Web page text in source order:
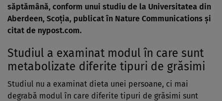
săptămână, conform unui studiu de la Universitatea din
Aberdeen, Scoția, publicat în Nature Communications și
citat de nypost.com.
Studiul a examinat modul în care sunt
metabolizate diferite tipuri de grăsimi
Studiul nu a examinat dieta unei persoane, ci mai
degrabă modul în care diferite tipuri de grăsimi sunt